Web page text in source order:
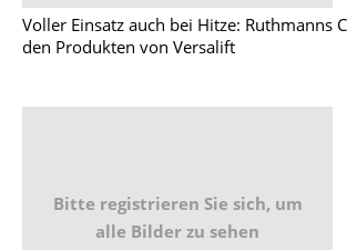
Voller Einsatz auch bei Hitze: Ruthmanns
den Produkten von Versalift
Bitte registrieren Sie sich, um
alle Bilder zu sehen